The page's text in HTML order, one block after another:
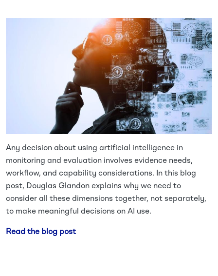
Any decision about using artificial intelligence in
monitoring and evaluation involves evidence needs,
workflow, and capability considerations. In this blog
post, Douglas Glandon explains why we need to
consider all these dimensions together, not separately,
to make meaningful decisions on AI use.
Read the blog post